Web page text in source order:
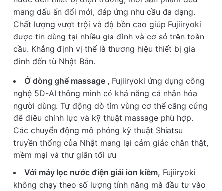
mang dấu ấn đổi mới, đáp ứng nhu cầu đa dạng.
Chất lượng vượt trội và độ bền cao giúp Fujiiryoki
được tin dùng tại nhiều gia đình và cơ sở trên toàn
cầu. Khẳng định vị thế là thương hiệu thiết bị gia
đình đến từ Nhật Bản.
Ở dòng ghế massage , Fujiiryoki ứng dụng công
nghệ 5D-AI thông minh có khả năng cá nhân hóa
người dùng. Tự động dò tìm vùng cơ thể căng cứng
để điều chỉnh lực và kỹ thuật massage phù hợp.
Các chuyển động mô phỏng kỹ thuật Shiatsu
truyền thống của Nhật mang lại cảm giác chân thật,
mềm mại và thư giãn tối ưu
Với máy lọc nước điện giải ion kiềm, Fujiiryoki
không chạy theo số lượng tính năng mà đầu tư vào